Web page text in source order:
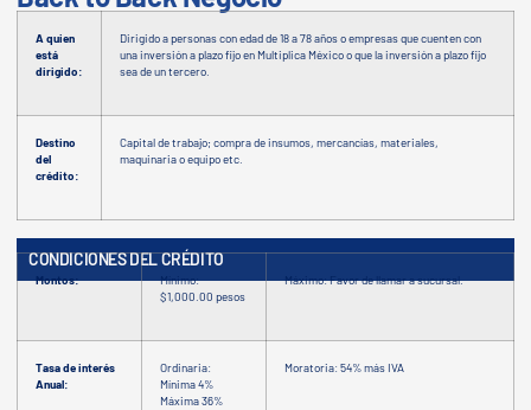
A quien
está
dirigido:
Dirigido a personas con edad de 18 a 78 años o empresas que cuenten con
una inversión a plazo fijo en Multiplica México o que la inversión a plazo fijo
sea de un tercero.
Destino
del
crédito:
Capital de trabajo; compra de insumos, mercancías, materiales,
maquinaria o equipo etc.
CONDICIONES DEL CRÉDITO
Montos:
Mínimo:
$1,000.00 pesos
Máximo: Favor de llamar a sucursal.
Tasa de interés
Anual:
Ordinaria:
Mínima 4%
Máxima 36%
Moratoria: 54% más IVA